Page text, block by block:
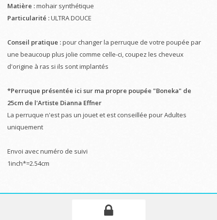
Matière :mohair synthétique
Particularité :ULTRA DOUCE
Conseil pratique :pour changer la perruque de votre poupée par
une beaucoup plus jolie comme celle-ci, coupez les cheveux
d'origine à ras si ils sont implantés
*Perruque présentée ici sur ma propre poupée "Boneka" de
25cm de l'Artiste Dianna Effner
La perruque n'est pas un jouet et est conseillée pour Adultes
uniquement
Envoi avec numéro de suivi
1inch*=2.54cm